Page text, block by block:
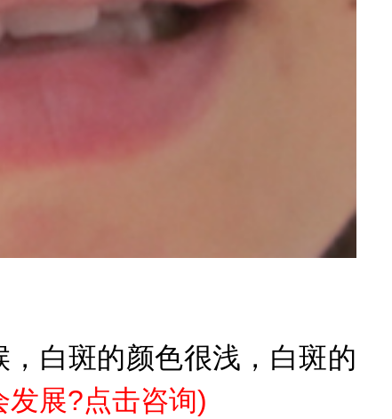
白斑的颜色很浅，白斑的
发展?点击咨询)